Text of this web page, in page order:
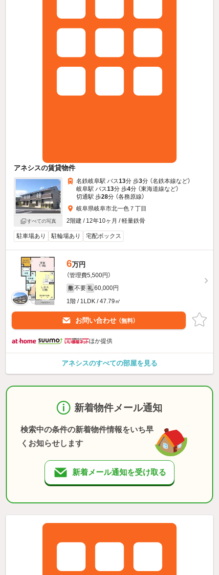
アネシスの賃貸物件
すべての写真
名鉄岐阜駅 バス13分 歩3分 （名鉄本線など）
岐阜駅 バス13分 歩4分 （東海道線など）
切通駅 歩28分 （各務原線）
岐阜県岐阜市北一色７丁目
2階建 / 12年10ヶ月 / 軽量鉄骨
駐車場あり 駐輪場あり 宅配ボックス
6万円
（管理費5,500円）
敷 不要 礼 60,000円
1階 / 1LDK / 47.79㎡
お問い合わせ （無料）
ほか提供
アネシスのすべての部屋を見る
新着物件メール通知
検索中の条件の新着物件情報をいち早
くお知らせします
新着メール通知を受け取る